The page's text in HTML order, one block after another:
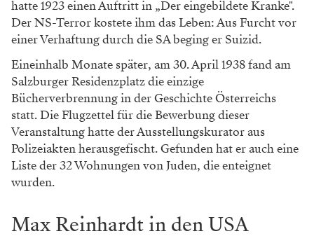
hatte 1923 einen Auftritt in „Der eingebildete Kranke".
Der NS-Terror kostete ihm das Leben: Aus Furcht vor
einer Verhaftung durch die SA beging er Suizid.
Eineinhalb Monate später, am 30. April 1938 fand am
Salzburger Residenzplatz die einzige
Bücherverbrennung in der Geschichte Österreichs
statt. Die Flugzettel für die Bewerbung dieser
Veranstaltung hatte der Ausstellungskurator aus
Polizeiakten herausgefischt. Gefunden hat er auch eine
Liste der 32 Wohnungen von Juden, die enteignet
wurden.
Max Reinhardt in den USA